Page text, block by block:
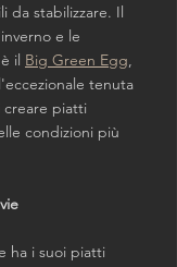
da stabilizzare. Il
e le
il Big Green Egg,
tenuta
piatti
condizioni più
ha i suoi piatti